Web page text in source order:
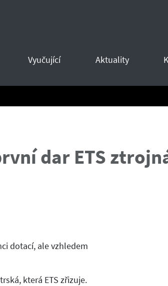
Vyučující Aktuality
dar ETS
dotací, ale vzhledem
která ETS zřizuje.